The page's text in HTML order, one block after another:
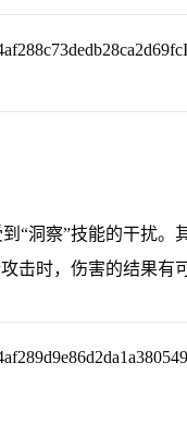
“洞察”技能的干扰。
击时，伤害的结果有